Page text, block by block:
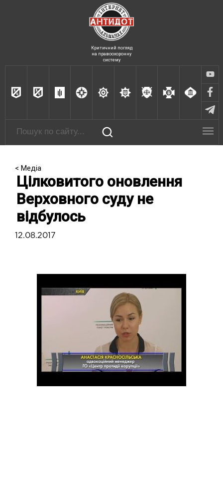
Критичний погляд
на правоохоронну
систему
< Медіа
Цілковитого оновлення
Верховного суду не
відбулось
12.08.2017